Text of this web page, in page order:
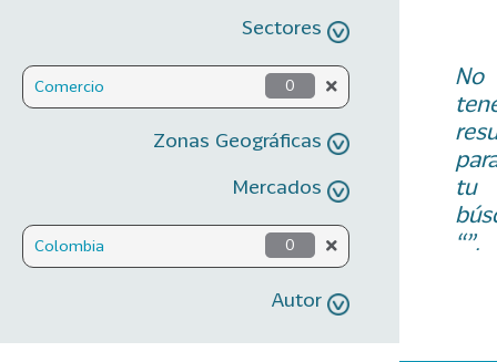
Sectores
Comercio 0
Zonas Geográficas
Mercados
Colombia 0
Autor
No
tu
“”.